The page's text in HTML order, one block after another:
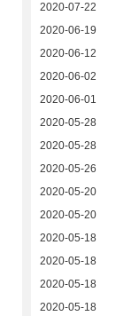
2020-07-22
2020-06-19
2020-06-12
2020-06-02
2020-06-01
2020-05-28
2020-05-28
2020-05-26
2020-05-20
2020-05-20
2020-05-18
2020-05-18
2020-05-18
2020-05-18